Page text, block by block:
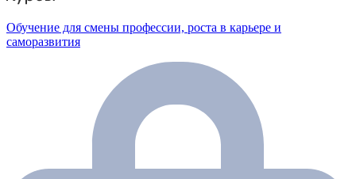
Обучение для смены профессии, роста в карьере и
саморазвития